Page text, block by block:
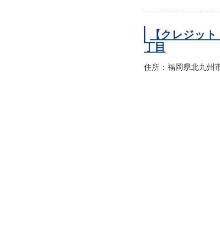
【クレジッ
丁目
住所：福岡県北九州